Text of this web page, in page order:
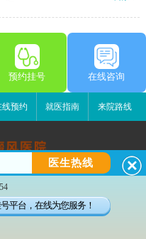
预约挂号 在线咨询
线预约 就医指南 来院路线
医院
路2号
癜风医院
医生热线
平台，在线为您服务！